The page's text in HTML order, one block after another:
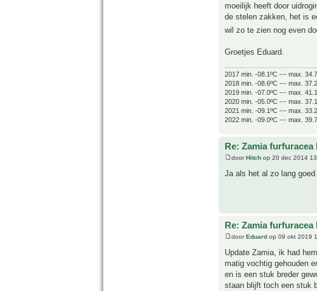
moeilijk heeft door
de stelen zakken, het is
wil zo te zien nog even
Groetjes Eduard.
2017 min. -08.1ºC --- max.
2018 min. -08.6ºC --- max.
2019 min. -07.0ºC --- max.
2020 min. -05.0ºC --- max.
2021 min. -09.1ºC --- max.
2022 min. -09.0ºC --- max.
Re: Zamia furfuracea
doorHitch op 20 dec 2014
Ja als het al zo lang
Re: Zamia furfuracea
doorEduard op 09 okt 2019
Update Zamia, ik had
matig vochtig gehouden
en is een stuk breder
staan blijft toch een stuk